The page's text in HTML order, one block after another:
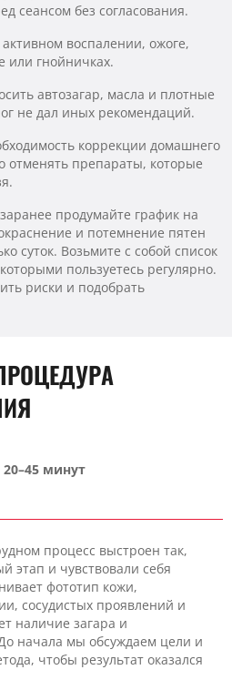
сеансом без согласования.
воспалении, ожоге,
или гнойничках.
автозагар, масла и плотные
не дал иных рекомендаций.
коррекции домашнего
отменять препараты, которые
продумайте график на
и потемнение пятен
суток. Возьмите с собой список
пользуетесь регулярно.
риски и подобрать
20–45 минут
процесс выстроен так,
этап и чувствовали себя
фототип кожи,
сосудистых проявлений и
наличие загара и
начала мы обсуждаем цели и
чтобы результат оказался